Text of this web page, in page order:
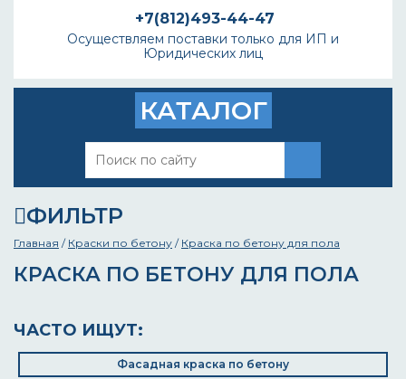
+7(812)493-44-47
Осуществляем поставки только для ИП и
Юридических лиц
КАТАЛОГ
ФИЛЬТР
Главная / Краски по бетону / Краска по бетону для пола
КРАСКА ПО БЕТОНУ ДЛЯ ПОЛА
ЧАСТО ИЩУТ:
Фасадная краска по бетону